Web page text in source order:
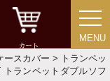
カート
MENU
MENU
ースカバー > トランペッ
ランペットダブルソフ
シー・ポリシー